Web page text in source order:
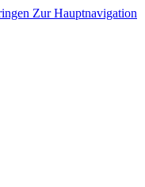
Zur Hauptnavigation